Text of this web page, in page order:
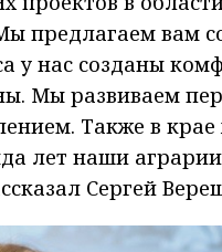
предлагаем вам
у нас созданы
Мы развиваем
Также в
лет наши
Сергей